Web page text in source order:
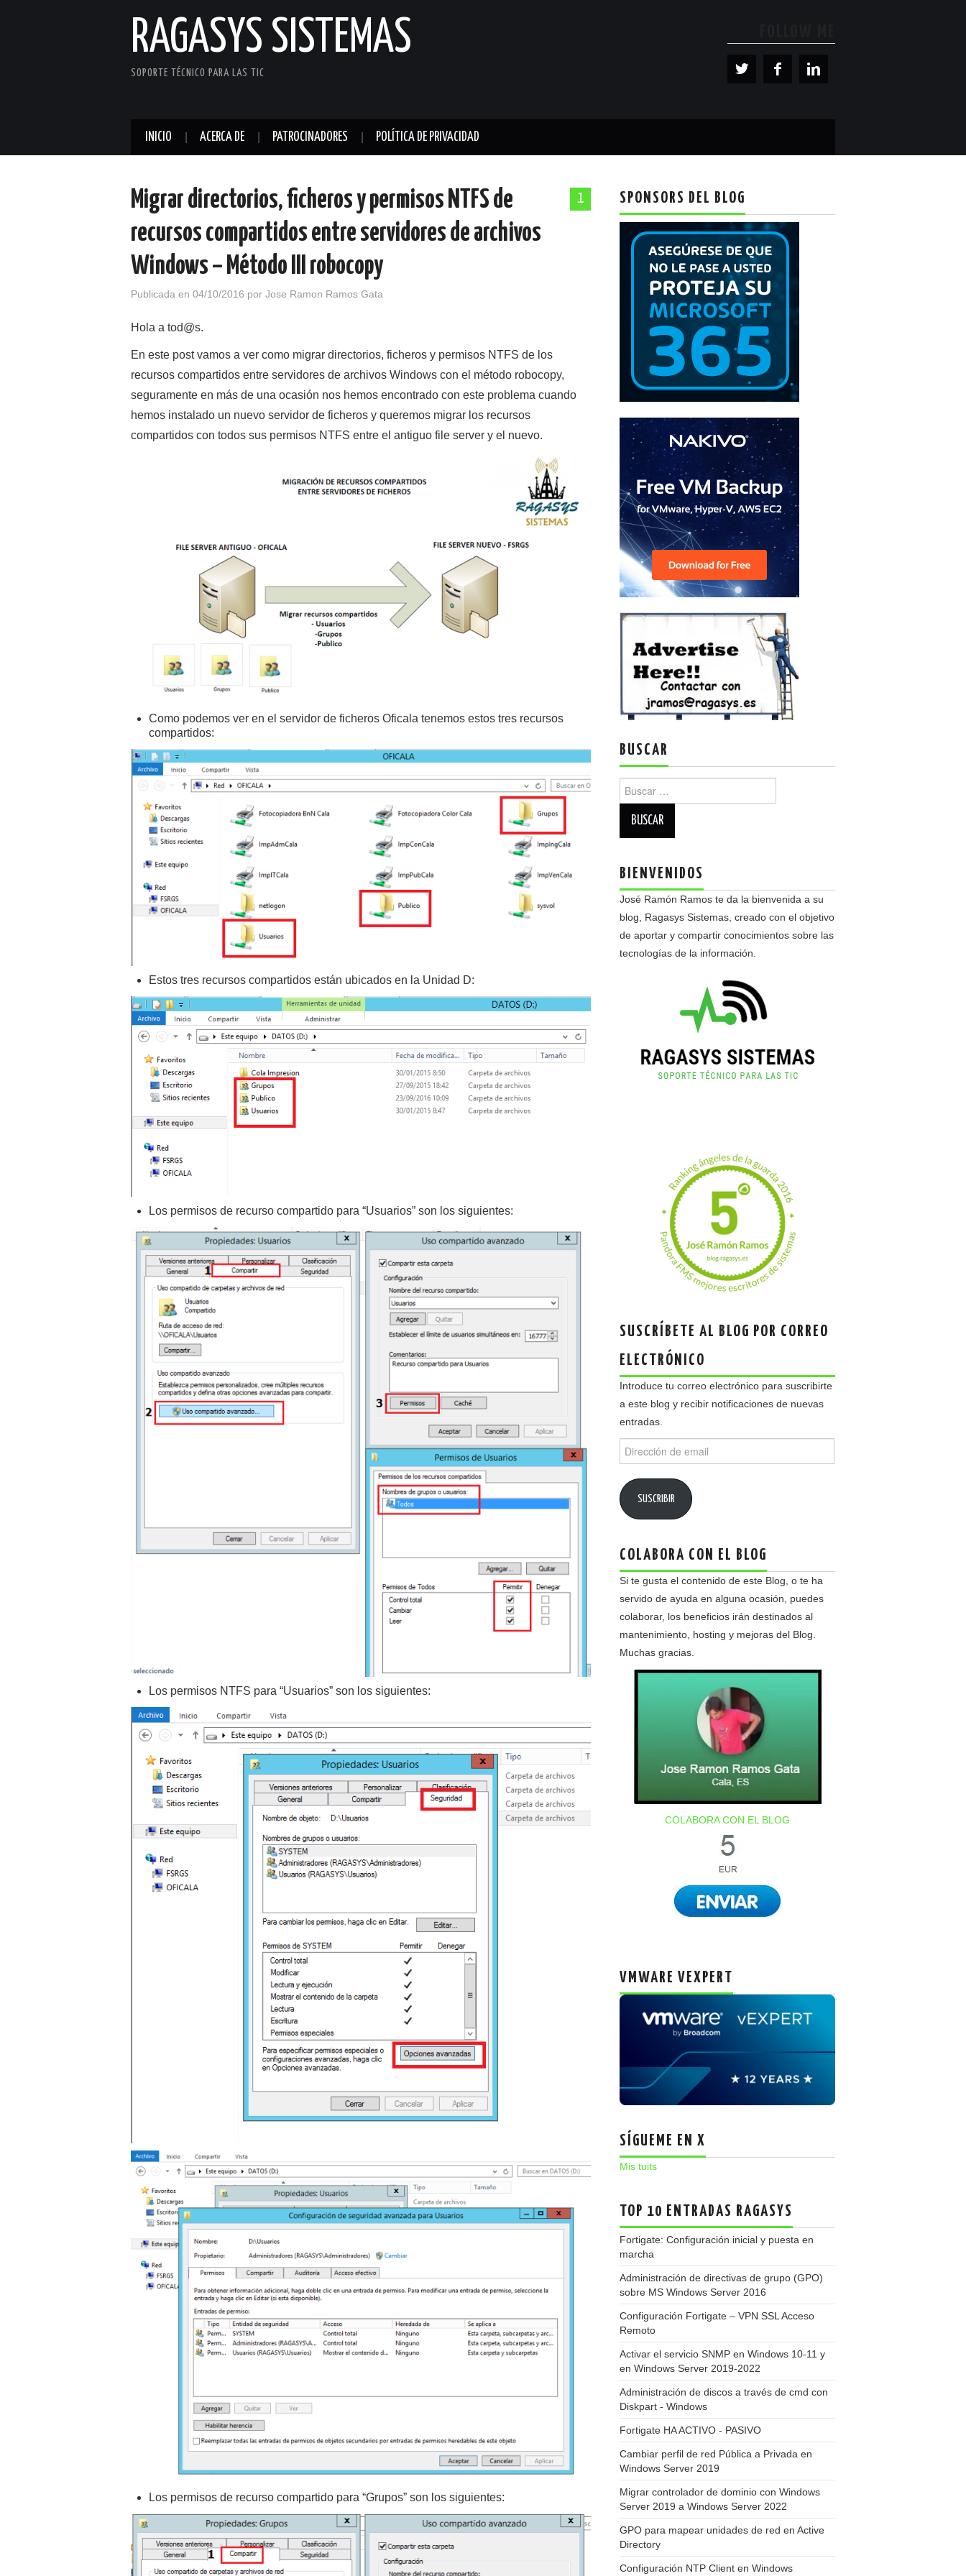
RAGASYS SISTEMAS
SOPORTE TÉCNICO PARA LAS TIC
INICIO ACERCA DE PATROCINADORES POLÍTICA DE PRIVACIDAD
1
Migrar directorios, ficheros y permisos NTFS de
recursos compartidos entre servidores de archivos
Windows – Método III robocopy
Publicada en 04/10/2016 por Jose Ramon Ramos Gata
Hola a tod@s.
En este post vamos a ver como migrar directorios, ficheros y permisos NTFS de los
recursos compartidos entre servidores de archivos Windows con el método robocopy,
seguramente en más de una ocasión nos hemos encontrado con este problema cuando
hemos instalado un nuevo servidor de ficheros y queremos migrar los recursos
compartidos con todos sus permisos NTFS entre el antiguo file server y el nuevo.
Como podemos ver en el servidor de ficheros Oficala tenemos estos tres recursos
compartidos:
Estos tres recursos compartidos están ubicados en la Unidad D:
Los permisos de recurso compartido para “Usuarios” son los siguientes:
Los permisos NTFS para “Usuarios” son los siguientes:
Los permisos de recurso compartido para “Grupos” son los siguientes:
SPONSORS DEL BLOG
BUSCAR
BIENVENIDOS
José Ramón Ramos te da la bienvenida a su
blog, Ragasys Sistemas, creado con el objetivo
de aportar y compartir conocimientos sobre las
tecnologías de la información.
SUSCRÍBETE AL BLOG POR CORREO
ELECTRÓNICO
Introduce tu correo electrónico para suscribirte
a este blog y recibir notificaciones de nuevas
entradas.
de
SUSCRIBIR
COLABORA CON EL BLOG
Si te gusta el contenido de este Blog, o te ha
servido de ayuda en alguna ocasión, puedes
colaborar, los beneficios irán destinados al
mantenimiento, hosting y mejoras del Blog.
Muchas gracias.
COLABORA CON EL BLOG
VMWARE VEXPERT
SÍGUEME EN X
Mis tuits
TOP 10 ENTRADAS RAGASYS
Fortigate: Configuración inicial y puesta en
marcha
Administración de directivas de grupo (GPO)
sobre MS Windows Server 2016
Configuración Fortigate – VPN SSL Acceso
Remoto
Activar el servicio SNMP en Windows 10-11 y
en Windows Server 2019-2022
Administración de discos a través de cmd con
Diskpart - Windows
Fortigate HA ACTIVO - PASIVO
Cambiar perfil de red Pública a Privada en
Windows Server 2019
Migrar controlador de dominio con Windows
Server 2019 a Windows Server 2022
GPO para mapear unidades de red en Active
Directory
Configuración NTP Client en Windows